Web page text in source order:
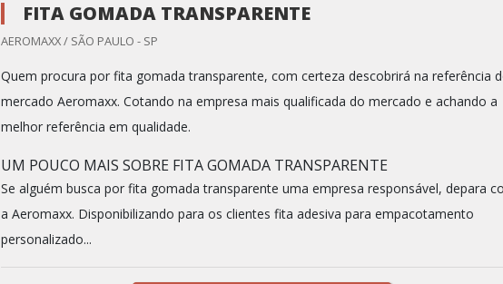
FITA GOMADA TRANSPARENTE
AEROMAXX / SÃO PAULO - SP
Quem procura por fita gomada transparente, com certeza descobrirá na referência
mercado Aeromaxx. Cotando na empresa mais qualificada do mercado e achando a
melhor referência em qualidade.
UM POUCO MAIS SOBRE FITA GOMADA TRANSPARENTE
Se alguém busca por fita gomada transparente uma empresa responsável, depara
a Aeromaxx. Disponibilizando para os clientes fita adesiva para empacotamento
personalizado...